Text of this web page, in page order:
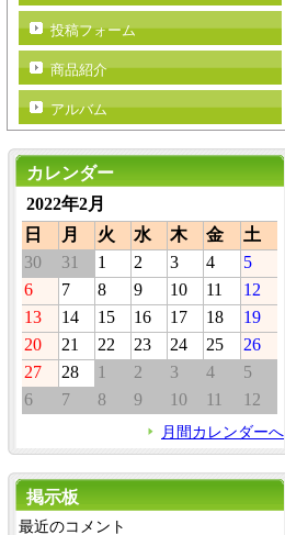
投稿フォーム
商品紹介
アルバム
カレンダー
2022年2月
日
月 火 水 木 金
土
30
31 1 2 3 4
5
6
7 8 9 10 11
12
13
14 15 16 17 18
19
20
21 22 23 24 25
26
27
28 1 2 3 4
5
6
7 8 9 10 11 12
月間カレンダーへ
掲示板
最近のコメント